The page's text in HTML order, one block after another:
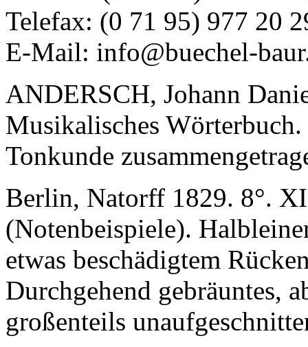
Telefax: (0 71 95) 977 20
E-Mail: info@buechel-
ANDERSCH, Johann
Musikalisches
Tonkunde
Berlin, Natorff 1829. 8°.
(Notenbeispiele).
etwas beschädigtem
Durchgehend gebräuntes,
großenteils